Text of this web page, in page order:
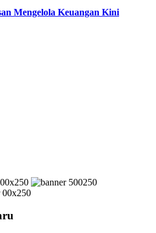
Mengelola Keuangan Kini